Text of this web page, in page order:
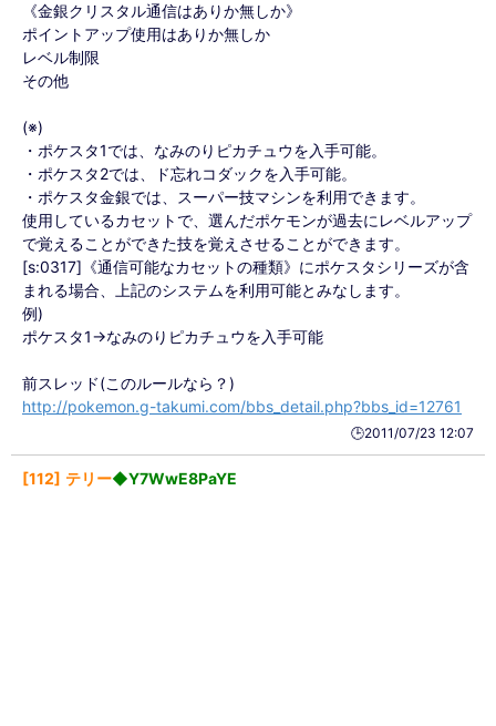
《金銀クリスタル通信はありか無しか》
ポイントアップ使用はありか無しか
レベル制限
その他
(※)
・ポケスタ1では、なみのりピカチュウを入手可能。
・ポケスタ2では、ド忘れコダックを入手可能。
・ポケスタ金銀では、スーパー技マシンを利用できます。
使用しているカセットで、選んだポケモンが過去にレベルアップ
で覚えることができた技を覚えさせることができます。
[s:0317]《通信可能なカセットの種類》にポケスタシリーズが含
まれる場合、上記のシステムを利用可能とみなします。
例)
ポケスタ1→なみのりピカチュウを入手可能
前スレッド(このルールなら？)
http://pokemon.g-takumi.com/bbs_detail.php?bbs_id=12761
🕒️2011/07/23 12:07
112 テリー◆Y7WwE8PaYE